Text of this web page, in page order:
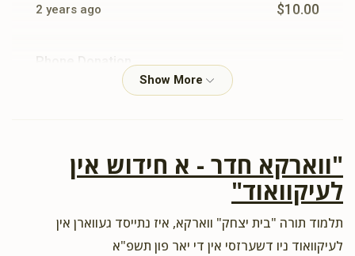
2 years ago $10.00
Phone Donation
2 years ago $10.00
2 years ago $10.00
"ווארקא חדר - א חידוש אין
לעיקוואוד"
תלמוד תורה "בית יצחק" ווארקא, איז נתייסד געווארן אין
לעיקוואוד ניו דשערזסי אין די יאר פון תשפ"א